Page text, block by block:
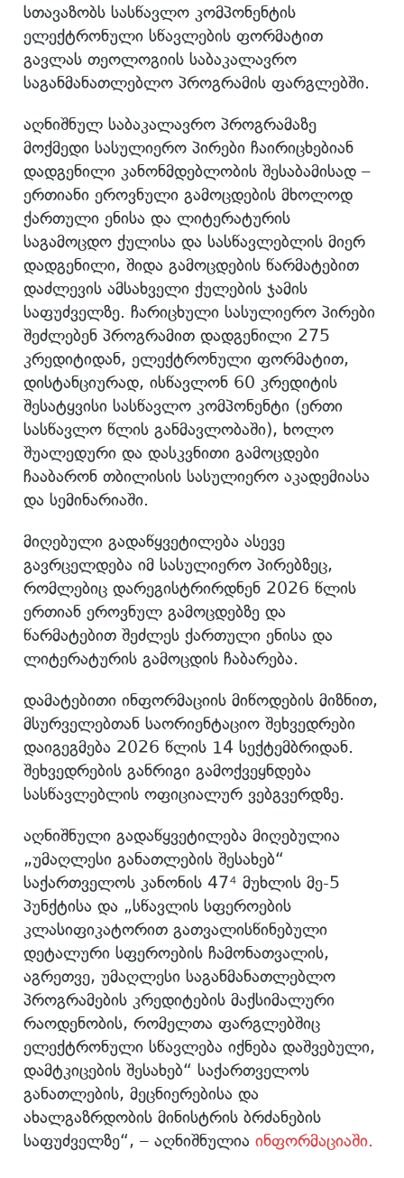
სთავაზობს სასწავლო კომპონენტის
ელექტრონული სწავლების ფორმატით
გავლას თეოლოგიის საბაკალავრო
საგანმანათლებლო პროგრამის ფარგლებში.
აღნიშნულ საბაკალავრო პროგრამაზე
მოქმედი სასულიერო პირები ჩაირიცხებიან
დადგენილი კანონმდებლობის შესაბამისად –
ერთიანი ეროვნული გამოცდების მხოლოდ
ქართული ენისა და ლიტერატურის
საგამოცდო ქულისა და სასწავლებლის მიერ
დადგენილი, შიდა გამოცდების წარმატებით
დაძლევის ამსახველი ქულების ჯამის
საფუძველზე. ჩარიცხული სასულიერო პირები
შეძლებენ პროგრამით დადგენილი 275
კრედიტიდან, ელექტრონული ფორმატით,
დისტანციურად, ისწავლონ 60 კრედიტის
შესატყვისი სასწავლო კომპონენტი (ერთი
სასწავლო წლის განმავლობაში), ხოლო
შუალედური და დასკვნითი გამოცდები
ჩააბარონ თბილისის სასულიერო აკადემიასა
და სემინარიაში.
მიღებული გადაწყვეტილება ასევე
გავრცელდება იმ სასულიერო პირებზეც,
რომლებიც დარეგისტრირდნენ 2026 წლის
ერთიან ეროვნულ გამოცდებზე და
წარმატებით შეძლეს ქართული ენისა და
ლიტერატურის გამოცდის ჩაბარება.
დამატებითი ინფორმაციის მიწოდების მიზნით,
მსურველებთან საორიენტაციო შეხვედრები
დაიგეგმება 2026 წლის 14 სექტემბრიდან.
შეხვედრების განრიგი გამოქვეყნდება
სასწავლებლის ოფიციალურ ვებგვერდზე.
აღნიშნული გადაწყვეტილება მიღებულია
„უმაღლესი განათლების შესახებ“
საქართველოს კანონის 47⁴ მუხლის მე-5
პუნქტისა და „სწავლის სფეროების
კლასიფიკატორით გათვალისწინებული
დეტალური სფეროების ჩამონათვალის,
აგრეთვე, უმაღლესი საგანმანათლებლო
პროგრამების კრედიტების მაქსიმალური
რაოდენობის, რომელთა ფარგლებშიც
ელექტრონული სწავლება იქნება დაშვებული,
დამტკიცების შესახებ“ საქართველოს
განათლების, მეცნიერებისა და
ახალგაზრდობის მინისტრის ბრძანების
საფუძველზე“, – აღნიშნულია ინფორმაციაში.